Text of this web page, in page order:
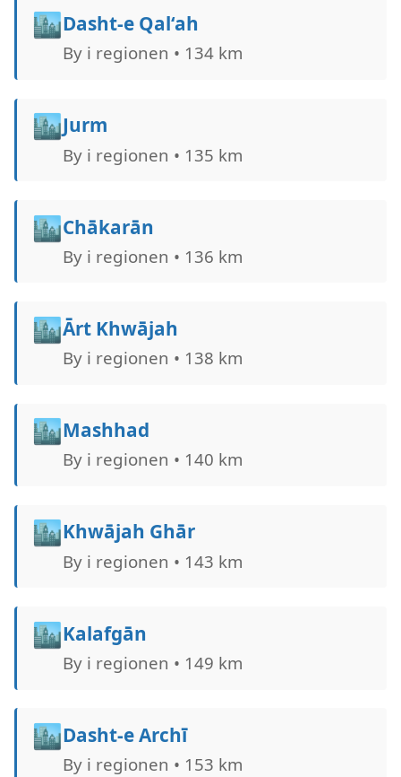
🏙️Dasht-e Qal‘ah
By i regionen • 134 km
🏙️Jurm
By i regionen • 135 km
🏙️Chākarān
By i regionen • 136 km
🏙️Ārt Khwājah
By i regionen • 138 km
🏙️Mashhad
By i regionen • 140 km
🏙️Khwājah Ghār
By i regionen • 143 km
🏙️Kalafgān
By i regionen • 149 km
🏙️Dasht-e Archī
By i regionen • 153 km